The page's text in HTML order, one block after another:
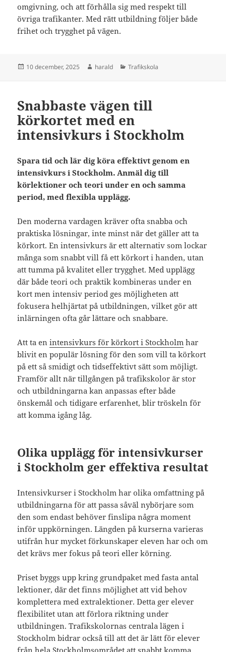
omgivning, och att förhålla sig med respekt till
övriga trafikanter. Med rätt utbildning följer både
frihet och trygghet på vägen.
Postat
10 december, 2025 Författare
harald Kategorier
Trafikskola
Snabbaste vägen till
körkortet med en
intensivkurs i Stockholm
Spara tid och lär dig köra effektivt genom en
intensivkurs i Stockholm. Anmäl dig till
körlektioner och teori under en och samma
period, med flexibla upplägg.
Den moderna vardagen kräver ofta snabba och
praktiska lösningar, inte minst när det gäller att ta
körkort. En intensivkurs är ett alternativ som lockar
många som snabbt vill få ett körkort i handen, utan
att tumma på kvalitet eller trygghet. Med upplägg
där både teori och praktik kombineras under en
kort men intensiv period ges möjligheten att
fokusera helhjärtat på utbildningen, vilket gör att
inlärningen ofta går lättare och snabbare.
Att ta enintensivkurs för körkort i Stockholm har
blivit en populär lösning för den som vill ta körkort
på ett så smidigt och tidseffektivt sätt som möjligt.
Framför allt när tillgången på trafikskolor är stor
och utbildningarna kan anpassas efter både
önskemål och tidigare erfarenhet, blir tröskeln för
att komma igång låg.
Olika upplägg för intensivkurser
i Stockholm ger effektiva resultat
Intensivkurser i Stockholm har olika omfattning på
utbildningarna för att passa såväl nybörjare som
den som endast behöver finslipa några moment
inför uppkörningen. Längden på kurserna varieras
utifrån hur mycket förkunskaper eleven har och om
det krävs mer fokus på teori eller körning.
Priset byggs upp kring grundpaket med fasta antal
lektioner, där det finns möjlighet att vid behov
komplettera med extralektioner. Detta ger elever
flexibilitet utan att förlora riktning under
utbildningen. Trafikskolornas centrala lägen i
Stockholm bidrar också till att det är lätt för elever
från hela Stockholmsområdet att snabbt komma